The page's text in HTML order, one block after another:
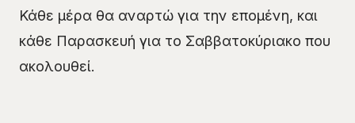
Κάθε μέρα θα αναρτώ για την επομένη, και
κάθε Παρασκευή για το Σαββατοκύριακο που
ακολουθεί.